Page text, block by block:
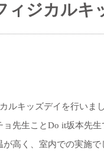
ィジカルキ
ルキッズデイを行いま
先生ことDo it坂本先生
が高く、室内での実施で